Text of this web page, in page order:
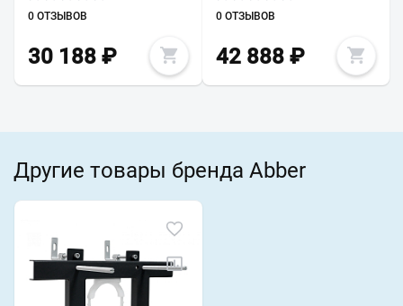
0 ОТЗЫВОВ
30 188 ₽
0 ОТЗЫВОВ
42 888₽
Другие товары бренда Abber